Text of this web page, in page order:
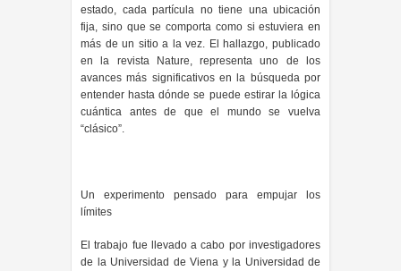
estado, cada partícula no tiene una ubicación
fija, sino que se comporta como si estuviera en
más de un sitio a la vez. El hallazgo, publicado
en la revista Nature, representa uno de los
avances más significativos en la búsqueda por
entender hasta dónde se puede estirar la lógica
cuántica antes de que el mundo se vuelva
“clásico”.
Un experimento pensado para empujar los
límites
El trabajo fue llevado a cabo por investigadores
de la Universidad de Viena y la Universidad de